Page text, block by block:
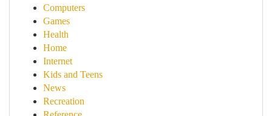
Computers
Games
Health
Home
Internet
Kids and Teens
News
Recreation